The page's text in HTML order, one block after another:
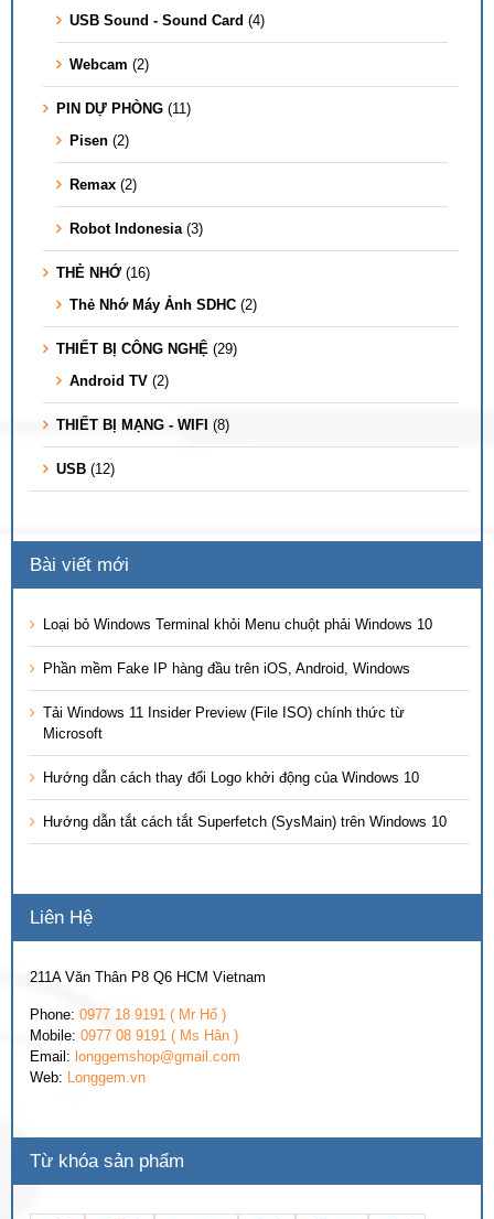
USB Sound - Sound Card (4)
Webcam (2)
PIN DỰ PHÒNG (11)
Pisen (2)
Remax (2)
Robot Indonesia (3)
THẺ NHỚ (16)
Thẻ Nhớ Máy Ảnh SDHC (2)
THIẾT BỊ CÔNG NGHỆ (29)
Android TV (2)
THIẾT BỊ MẠNG - WIFI (8)
USB (12)
Bài viết mới
Loại bỏ Windows Terminal khỏi Menu chuột phải Windows 10
Phần mềm Fake IP hàng đầu trên iOS, Android, Windows
Tải Windows 11 Insider Preview (File ISO) chính thức từ
Microsoft
Hướng dẫn cách thay đổi Logo khởi động của Windows 10
Hướng dẫn tắt cách tắt Superfetch (SysMain) trên Windows 10
Liên Hệ
211A Văn Thân P8 Q6 HCM Vietnam
Phone: 0977 18 9191 ( Mr Hổ )
Mobile: 0977 08 9191 ( Ms Hân )
Email: longgemshop@gmail.com
Web: Longgem.vn
Từ khóa sản phẩm